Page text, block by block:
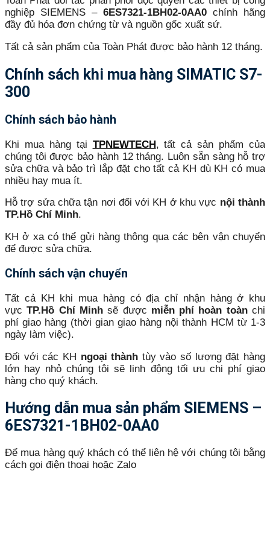
nghiệp SIEMENS – 6ES7321-1BH02-0AA0 chính hãng
đầy đủ hóa đơn chứng từ và nguồn gốc xuất sứ.
Tất cả sản phẩm của Toàn Phát được bảo hành 12 tháng.
Chính sách khi mua hàng SIMATIC S7-
300
Chính sách bảo hành
Khi mua hàng tại TPNEWTECH, tất cả sản phẩm của
chúng tôi được bảo hành 12 tháng. Luôn sẵn sàng hỗ trợ
sửa chữa và bảo trì lắp đặt cho tất cả KH dù KH có mua
nhiều hay mua ít.
Hỗ trợ sửa chữa tận nơi đối với KH ở khu vực nội thành
TP.Hồ Chí Minh.
KH ở xa có thể gửi hàng thông qua các bên vận chuyển
để được sửa chữa.
Chính sách vận chuyển
Tất cả KH khi mua hàng có địa chỉ nhận hàng ở khu
vựcTP.Hồ Chí Minhsẽ được miễn phí hoàn toànchi
phí giao hàng (thời gian giao hàng nội thành HCM từ 1-3
ngày làm việc).
Đối với các KH ngoại thành tùy vào số lượng đặt hàng
lớn hay nhỏ chúng tôi sẽ linh động tối ưu chi phí giao
hàng cho quý khách.
Hướng dẫn mua sản phẩm SIEMENS –
6ES7321-1BH02-0AA0
Để mua hàng quý khách có thể liên hệ với chúng tôi bằng
cách gọi điện thoại hoặc Zalo